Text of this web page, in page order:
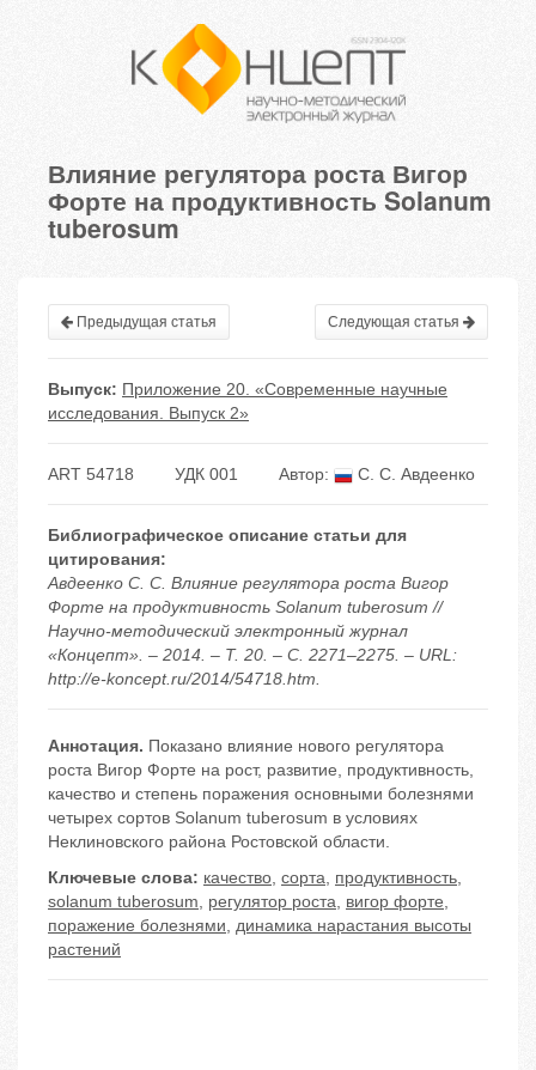
Влияние регулятора роста Вигор
Форте на продуктивность Solanum
tuberosum
Предыдущая статья Следующая статья
Выпуск: Приложение 20. «Современные научные
исследования. Выпуск 2»
ART 54718 УДК 001 Автор: С. С. Авдеенко
Библиографическое описание статьи для
цитирования:
Авдеенко С. С. Влияние регулятора роста Вигор
Форте на продуктивность Solanum tuberosum //
Научно-методический электронный журнал
«Концепт». – 2014. – Т. 20. – С. 2271–2275. – URL:
http://e-koncept.ru/2014/54718.htm.
Аннотация. Показано влияние нового регулятора
роста Вигор Форте на рост, развитие, продуктивность,
качество и степень поражения основными болезнями
четырех сортов Solanum tuberosum в условиях
Неклиновского района Ростовской области.
Ключевые слова: качество, сорта, продуктивность,
solanum tuberosum, регулятор роста, вигор форте,
поражение болезнями, динамика нарастания высоты
растений